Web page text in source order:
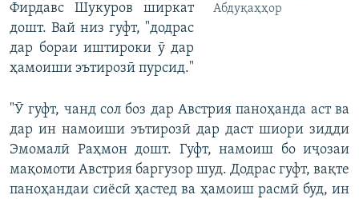
Абдуқаҳҳор
Фирдавс Шукуров ширкат
дошт. Вай низ гуфт, "додрас
дар бораи иштироки ӯ дар
ҳамоиши эътирозӣ пурсид."
"Ӯ гуфт, чанд сол боз дар Австрия паноҳанда аст ва
дар ин намоиши эътирозӣ дар даст шиори зидди
Эмомалӣ Раҳмон дошт. Гуфт, намоиш бо иҷозаи
мақомоти Австрия баргузор шуд. Додрас гуфт, вақте
паноҳандаи сиёсӣ ҳастед ва ҳамоиш расмӣ буд, ин